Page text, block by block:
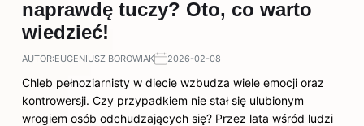
naprawdę tuczy? Oto, co warto
wiedzieć!
AUTOR:EUGENIUSZ BOROWIAK 2026-02-08
Chleb pełnoziarnisty w diecie wzbudza wiele emocji oraz
kontrowersji. Czy przypadkiem nie stał się ulubionym
wrogiem osób odchudzających się? Przez lata wśród ludzi